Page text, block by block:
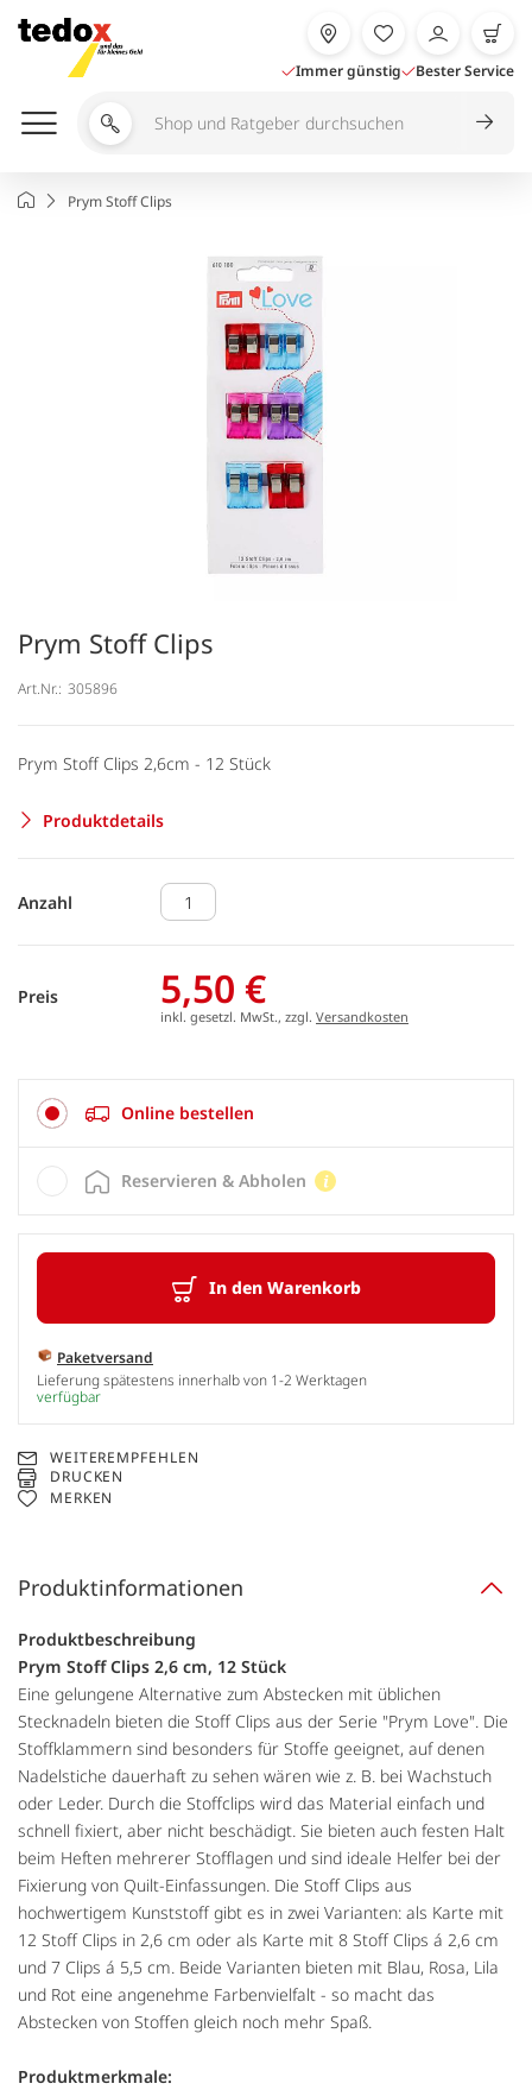
Inhalt
springen
Immer günstig Bester Service
Shop
Ratgeber
durchsuchen
StartseitePrym Stoff Clips
Prym Stoff Clips
Art.Nr.: 305896
Prym Stoff Clips 2,6cm - 12 Stück
Produktdetails
Anzahl
Preis 5,50 €
inkl. gesetzl. MwSt., zzgl. Versandkosten
Online bestellen
In den Warenkorb
Paketversand
Lieferung spätestens innerhalb von 1-2 Werktagen
verfügbar
Reservieren & Abholen
WEITEREMPFEHLEN
DRUCKEN
MERKEN
Produktinformationen
Produktbeschreibung
Prym Stoff Clips 2,6 cm, 12 Stück
Eine gelungene Alternative zum Abstecken mit üblichen
Stecknadeln bieten die Stoff Clips aus der Serie "Prym Love". Die
Stoffklammern sind besonders für Stoffe geeignet, auf denen
Nadelstiche dauerhaft zu sehen wären wie z. B. bei Wachstuch
oder Leder. Durch die Stoffclips wird das Material einfach und
schnell fixiert, aber nicht beschädigt. Sie bieten auch festen Halt
beim Heften mehrerer Stofflagen und sind ideale Helfer bei der
Fixierung von Quilt-Einfassungen. Die Stoff Clips aus
hochwertigem Kunststoff gibt es in zwei Varianten: als Karte mit
12 Stoff Clips in 2,6 cm oder als Karte mit 8 Stoff Clips á 2,6 cm
und 7 Clips á 5,5 cm. Beide Varianten bieten mit Blau, Rosa, Lila
und Rot eine angenehme Farbenvielfalt - so macht das
Abstecken von Stoffen gleich noch mehr Spaß.
Produktmerkmale: